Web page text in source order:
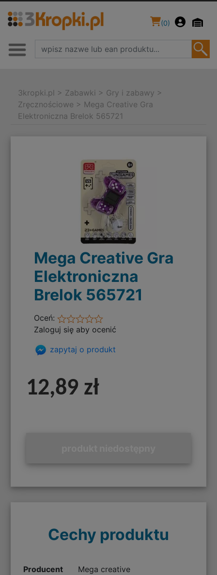
(0)
3kropki.pl > Zabawki > Gry i zabawy >
Zręcznościowe > Mega Creative Gra
Elektroniczna Brelok 565721
Mega Creative Gra
Elektroniczna
Brelok 565721
Oceń:
Zaloguj się aby ocenić
zapytaj o produkt
12,89 zł
Cechy produktu
Producent Mega creative